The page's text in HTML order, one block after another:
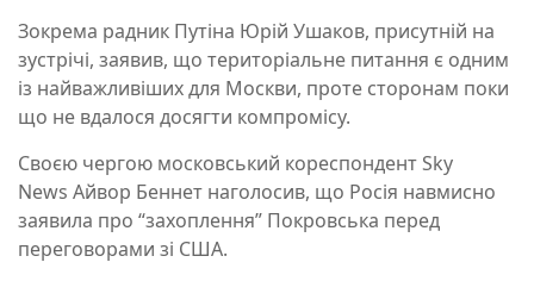
Зокрема радник Путіна Юрій Ушаков, присутній на
зустрічі, заявив, що територіальне питання є одним
із найважливіших для Москви, проте сторонам поки
що не вдалося досягти компромісу.
Своєю чергою московський кореспондент Sky
News Айвор Беннет наголосив, що Росія навмисно
заявила про “захоплення” Покровська перед
переговорами зі США.